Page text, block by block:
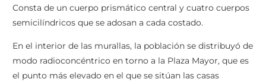
Consta de un cuerpo prismático central y cuatro cuerpos
semicilíndricos que se adosan a cada costado.
En el interior de las murallas, la población se distribuyó de
modo radioconcéntrico en torno a la Plaza Mayor, que es
el punto más elevado en el que se sitúan las casas